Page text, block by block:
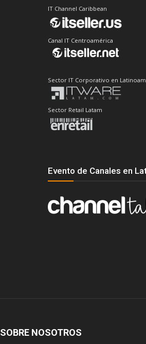
IT Channel Caribbean
Canal IT Centroamérica
Sector IT Corporativo en
Sector Retail Latam
Evento de Canales en
SOBRE NOSOTROS